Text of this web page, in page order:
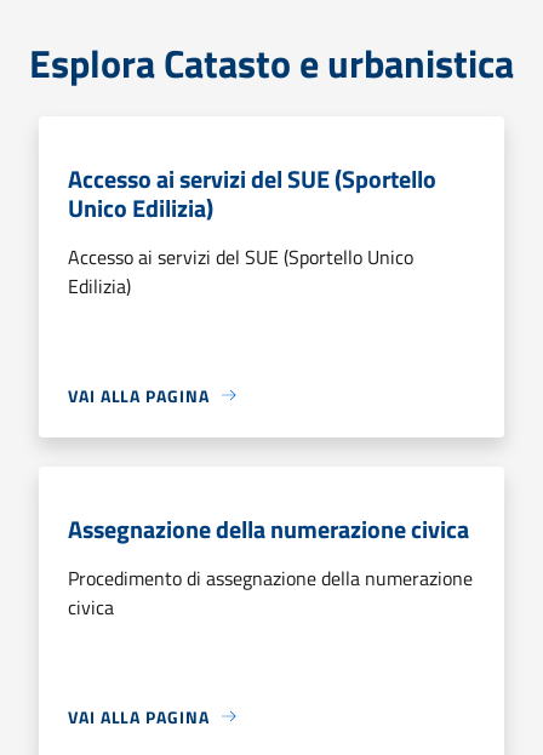
Esplora Catasto e urbanistica
Accesso ai servizi del SUE (Sportello
Unico Edilizia)
Accesso ai servizi del SUE (Sportello Unico
Edilizia)
VAI ALLA PAGINA
Assegnazione della numerazione civica
Procedimento di assegnazione della numerazione
civica
VAI ALLA PAGINA